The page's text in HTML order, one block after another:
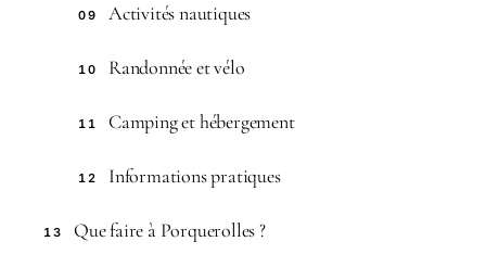
09 Activités nautiques
10 Randonnée et vélo
11 Camping et hébergement
12 Informations pratiques
13 Que faire à Porquerolles ?